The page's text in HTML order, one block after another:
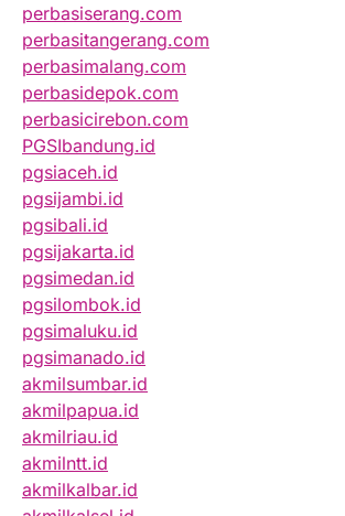
perbasiserang.com
perbasitangerang.com
perbasimalang.com
perbasidepok.com
perbasicirebon.com
PGSIbandung.id
pgsiaceh.id
pgsijambi.id
pgsibali.id
pgsijakarta.id
pgsimedan.id
pgsilombok.id
pgsimaluku.id
pgsimanado.id
akmilsumbar.id
akmilpapua.id
akmilriau.id
akmilntt.id
akmilkalbar.id